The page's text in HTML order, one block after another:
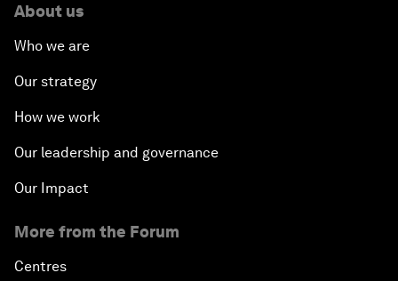
About us
Who we are
Our strategy
How we work
Our leadership and governance
Our Impact
More from the Forum
Centres